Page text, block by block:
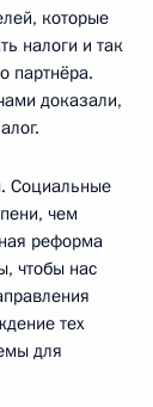
которые
налоги и так
партнёра.
доказали,
Социальные
чем
реформа
чтобы нас
тех
для